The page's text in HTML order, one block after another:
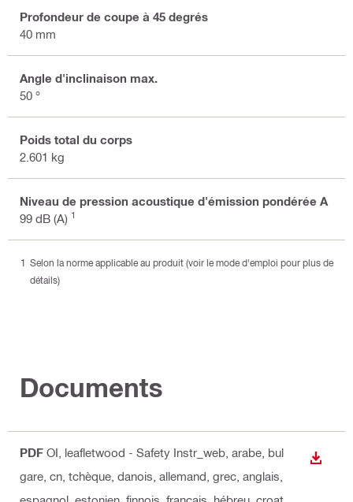
Profondeur de coupe à 45 degrés
40 mm
Angle d'inclinaison max.
50 °
Poids total du corps
2.601 kg
Niveau de pression acoustique d'émission pondérée A
99 dB (A) 1
Selon la norme applicable au produit (voir le mode d'emploi pour plus de
détails)
Documents
PDF OI, leafletwood - Safety Instr_web , arabe, bul
gare, cn, tchèque, danois, allemand, grec, anglais,